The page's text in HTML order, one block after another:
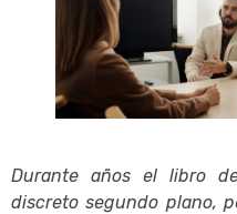
Durante años el libro
discreto segundo plano,